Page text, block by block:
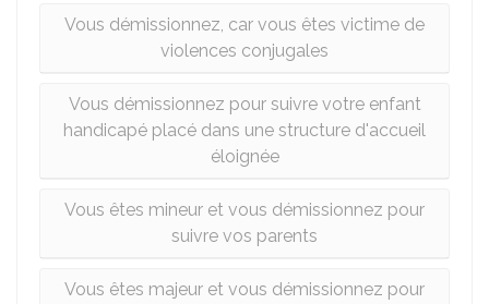
Vous démissionnez, car vous êtes victime de
violences conjugales
Vous démissionnez pour suivre votre enfant
handicapé placé dans une structure d'accueil
éloignée
Vous êtes mineur et vous démissionnez pour
suivre vos parents
Vous êtes majeur et vous démissionnez pour